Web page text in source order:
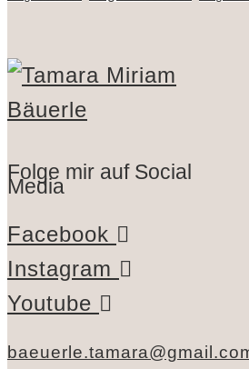
Folge mir auf Social
Media
Facebook
Instagram
Youtube